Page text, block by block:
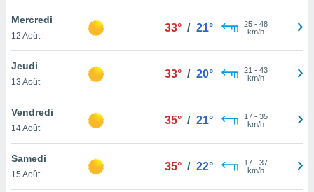
la
du
votre
à
Mercredi
12 Août
33° / 21° 25- 48
km/h
Jeudi
13 Août
33° / 20° 21 - 43
km/h
Vendredi
14 Août
35° / 21° 17- 35
km/h
Samedi
15 Août
35° / 22° 17- 37
km/h